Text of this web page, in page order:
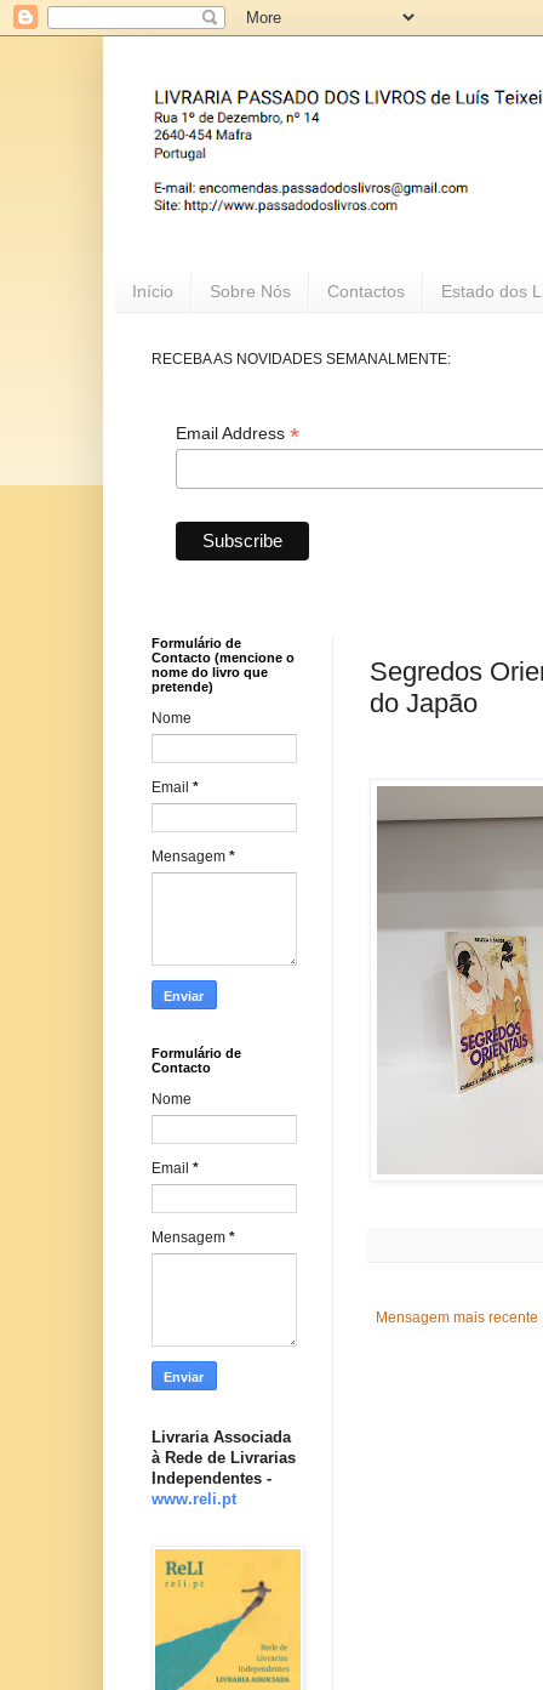
Início Sobre Nós Contactos Estado dos
RECEBA AS NOVIDADES SEMANALMENTE:
Email Address *
Segredos
do Japão
Mensagem mais recente
Formulário de
Contacto (mencione o
nome do livro que
pretende)
Nome
Email *
Mensagem *
Formulário de
Contacto
Nome
Email *
Mensagem *
Livraria Associada
à Rede de Livrarias
Independentes -
www.reli.pt